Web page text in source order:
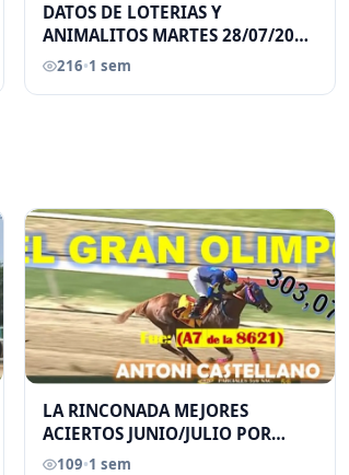
DATOS DE LOTERIAS Y
ANIMALITOS MARTES 28/07/2026
ELGRANDATERO JOSE EREU
216•1 sem
LA RINCONADA MEJORES
ACIERTOS JUNIO/JULIO POR
ANTONI CASTELLANO
109•1 sem